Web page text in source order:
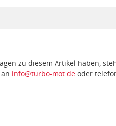
zu diesem Artikel haben,
info@turbo-mot.de oder